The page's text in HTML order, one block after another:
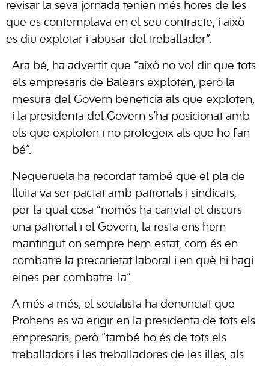
revisar la seva jornada tenien més hores de les
que es contemplava en el seu contracte, i això
es diu explotar i abusar del treballador”.
Ara bé, ha advertit que “això no vol dir que tots
els empresaris de Balears exploten, però la
mesura del Govern beneficia als que exploten,
i la presidenta del Govern s’ha posicionat amb
els que exploten i no protegeix als que ho fan
bé”.
Negueruela ha recordat també que el pla de
lluita va ser pactat amb patronals i sindicats,
per la qual cosa “només ha canviat el discurs
una patronal i el Govern, la resta ens hem
mantingut on sempre hem estat, com és en
combatre la precarietat laboral i en què hi hagi
eines per combatre-la”.
A més a més, el socialista ha denunciat que
Prohens es va erigir en la presidenta de tots els
empresaris, però “també ho és de tots els
treballadors i les treballadores de les illes, als